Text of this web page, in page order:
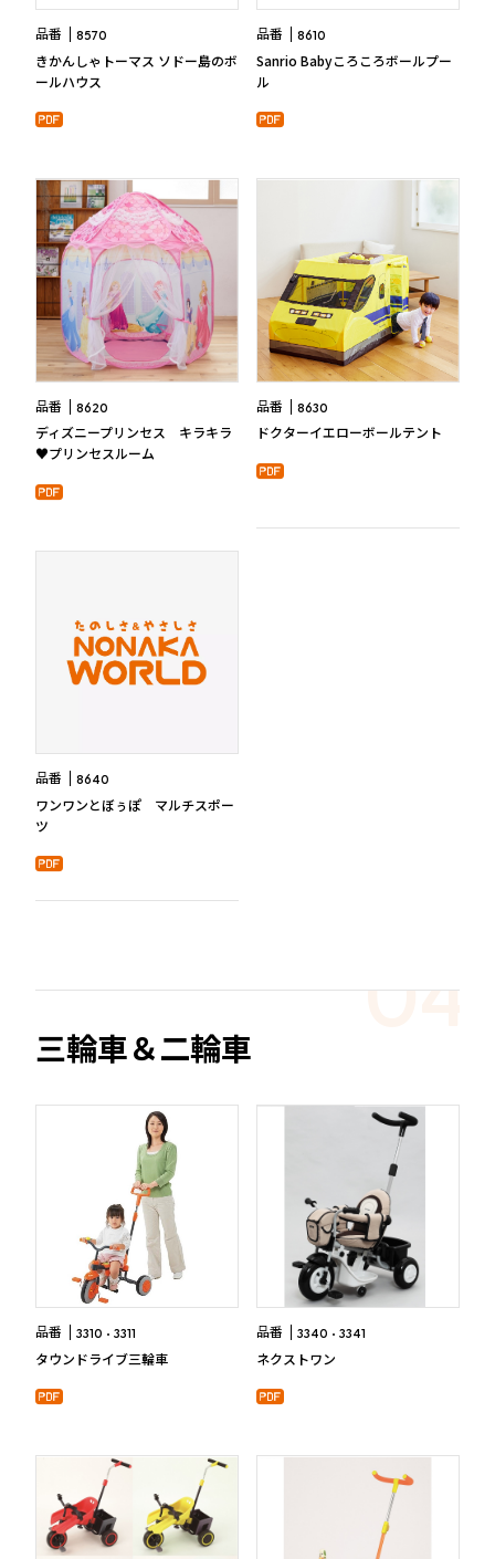
品番 8570
きかんしゃトーマス ソドー島のボ
ールハウス
品番 8610
Sanrio Babyころころボールプー
ル
品番 8620
ディズニープリンセス キラキラ
♥プリンセスルーム
品番 8630
ドクターイエローボールテント
品番 8640
ワンワンとぼぅぽ マルチスポー
ツ
三輪車＆二輪車
品番 3310 3311
タウンドライブ三輪車
品番 3340 3341
ネクストワン